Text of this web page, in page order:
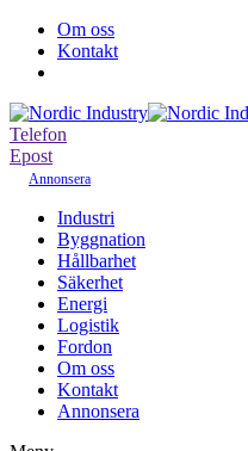
Om oss
Kontakt
Telefon
Epost
Annonsera
Industri
Byggnation
Hållbarhet
Säkerhet
Energi
Logistik
Fordon
Om oss
Kontakt
Annonsera